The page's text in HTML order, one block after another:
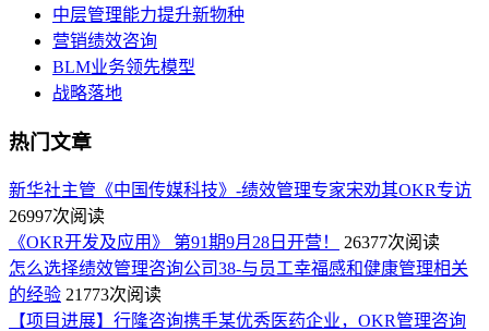
中层管理能力提升新物种
营销绩效咨询
BLM业务领先模型
战略落地
热门文章
新华社主管《中国传媒科技》-绩效管理专家宋劝其OKR专访
26997次阅读
《OKR开发及应用》 第91期9月28日开营！
26377次阅读
怎么选择绩效管理咨询公司38-与员工幸福感和健康管理相关
的经验 21773次阅读
【项目进展】行隆咨询携手某优秀医药企业，OKR管理咨询